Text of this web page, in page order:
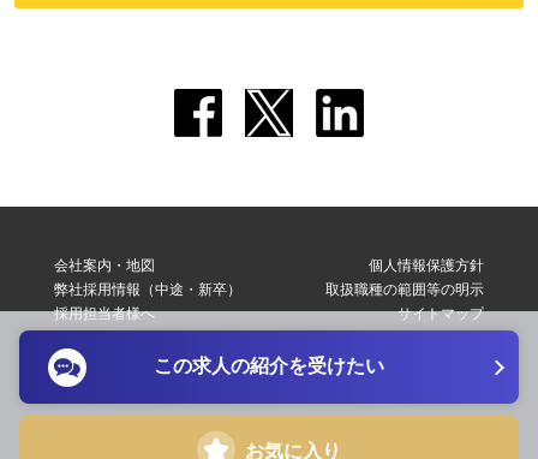
会社案内・地図
弊社採用情報（中途・新卒）
採用担当者様へ
個人情報保護方針
取扱職種の範囲等の明示
サイトマップ
この求人の紹介を受けたい
お気に入り